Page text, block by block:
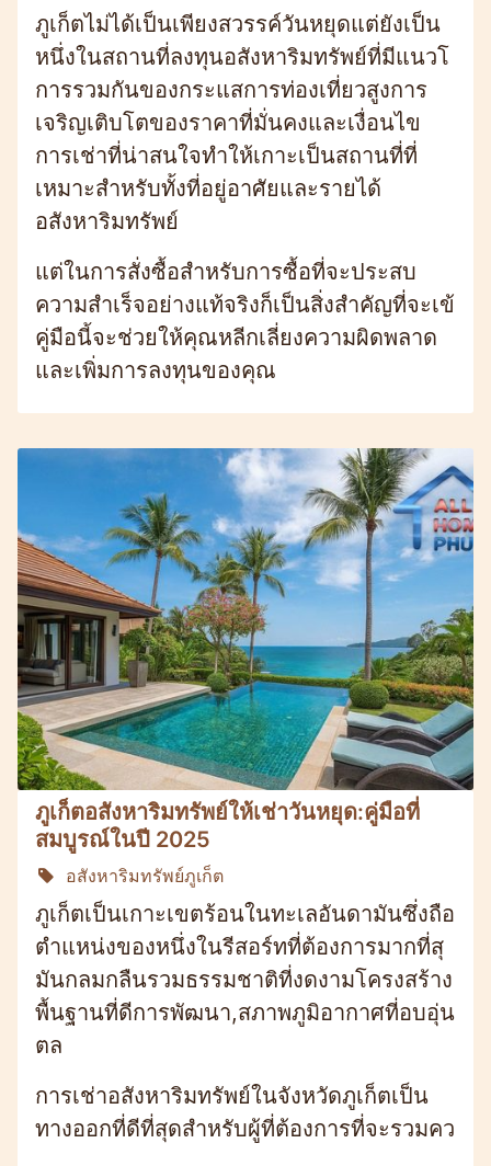
ภูเก็ตไม่ได้เป็นเพียงสวรรค์วันหยุดแต่ยังเป็น
หนึ่งในสถานที่ลงทุนอสังหาริมทรัพย์ที่มีแนวโ
การรวมกันของกระแสการท่องเที่ยวสูงการ
เจริญเติบโตของราคาที่มั่นคงและเงื่อนไข
การเช่าที่น่าสนใจทำให้เกาะเป็นสถานที่ที่
เหมาะสำหรับทั้งที่อยู่อาศัยและรายได้
อสังหาริมทรัพย์
แต่ในการสั่งซื้อสำหรับการซื้อที่จะประสบ
ความสำเร็จอย่างแท้จริงก็เป็นสิ่งสำคัญที่จะเข้
คู่มือนี้จะช่วยให้คุณหลีกเลี่ยงความผิดพลาด
และเพิ่มการลงทุนของคุณ
ภูเก็ตอสังหาริมทรัพย์ให้เช่าวันหยุด:คู่มือที่
สมบูรณ์ในปี 2025
อสังหาริมทรัพย์ภูเก็ต
ภูเก็ตเป็นเกาะเขตร้อนในทะเลอันดามันซึ่งถือ
ตำแหน่งของหนึ่งในรีสอร์ทที่ต้องการมากที่สุ
มันกลมกลืนรวมธรรมชาติที่งดงามโครงสร้าง
พื้นฐานที่ดีการพัฒนา,สภาพภูมิอากาศที่อบอุ่น
ตล
การเช่าอสังหาริมทรัพย์ในจังหวัดภูเก็ตเป็น
ทางออกที่ดีที่สุดสำหรับผู้ที่ต้องการที่จะรวมคว